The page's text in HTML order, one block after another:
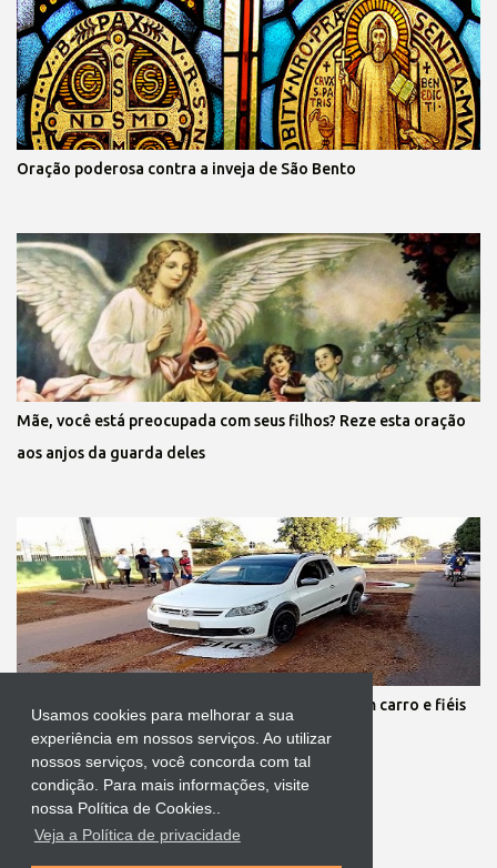
Usamos cookies para melhorar a sua
experiência em nossos serviços. Ao utilizar
nossos serviços, você concorda com tal
condição. Para mais informações, visite
nossa Política de Cookies..
Veja a Política de privacidade
Oração poderosa contra a inveja de São Bento
Mãe, você está preocupada com seus filhos? Reze esta oração
aos anjos da guarda deles
Protestante destrói tapete de Corpus Christi com carro e fiéis
se revoltam
Tecnologia do Blogger